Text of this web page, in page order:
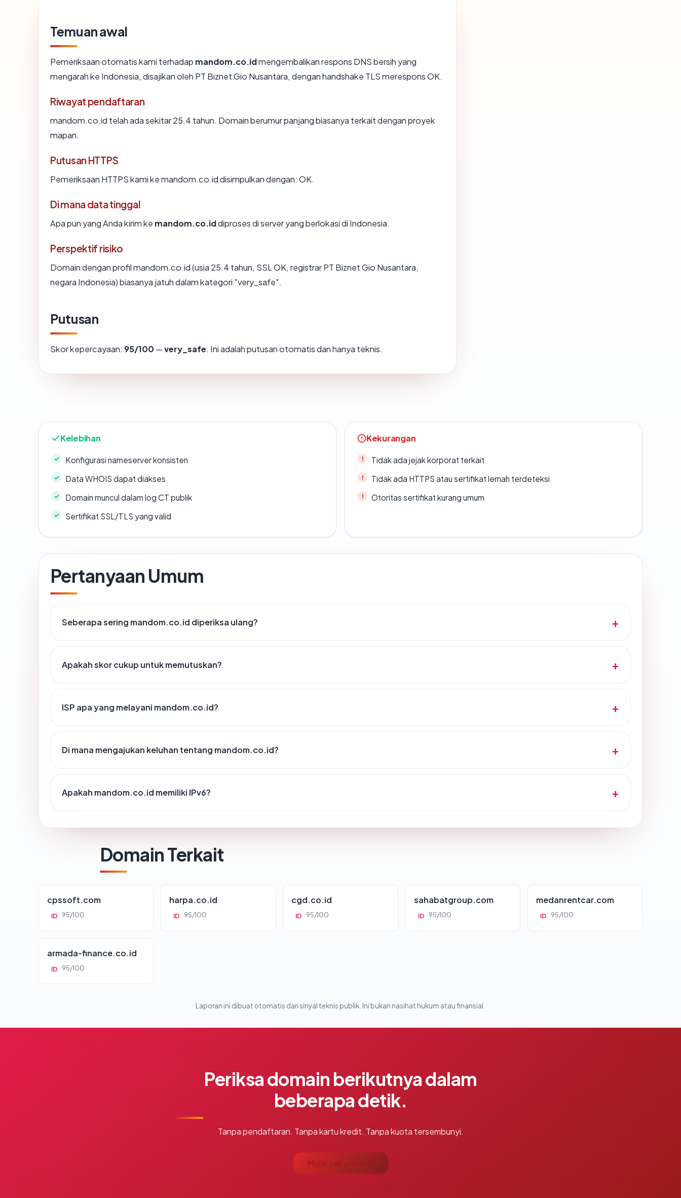
Temuan awal
Pemeriksaan otomatis kami terhadap mandom.co.idmengembalikan respons DNS bersih yang
mengarah ke Indonesia, disajikan oleh PT Biznet Gio Nusantara, dengan handshake TLS merespons OK.
Riwayat pendaftaran
mandom.co.id telah ada sekitar 25.4 tahun. Domain berumur panjang biasanya terkait dengan proyek
mapan.
Putusan HTTPS
Pemeriksaan HTTPS kami ke mandom.co.id disimpulkan dengan: OK.
Di mana data tinggal
Apa pun yang Anda kirim ke mandom.co.iddiproses di server yang berlokasi di Indonesia.
Perspektif risiko
Domain dengan profil mandom.co.id (usia 25.4 tahun, SSL OK, registrar PT Biznet Gio Nusantara,
negara Indonesia) biasanya jatuh dalam kategori "very_safe".
Putusan
Skor kepercayaan: 95/100 —very_safe. Ini adalah putusan otomatis dan hanya teknis.
Kelebihan
Konfigurasi nameserver konsisten
Data WHOIS dapat diakses
Domain muncul dalam log CT publik
Sertifikat SSL/TLS yang valid
Kekurangan
Tidak ada jejak korporat terkait
Tidak ada HTTPS atau sertifikat lemah terdeteksi
Otoritas sertifikat kurang umum
Pertanyaan Umum
Seberapa sering mandom.co.id diperiksa ulang?
Apakah skor cukup untuk memutuskan?
ISP apa yang melayani mandom.co.id?
Di mana mengajukan keluhan tentang mandom.co.id?
Apakah mandom.co.id memiliki IPv6?
Domain Terkait
cpssoft.com
ID 95/100
harpa.co.id
ID 95/100
cgd.co.id
ID 95/100
sahabatgroup.com
ID 95/100
medanrentcar.com
ID 95/100
armada-finance.co.id
ID 95/100
Laporan ini dibuat otomatis dari sinyal teknis publik. Ini bukan nasihat hukum atau finansial.
Periksa domain berikutnya dalam
beberapa detik.
Tanpa pendaftaran. Tanpa kartu kredit. Tanpa kuota tersembunyi.
Mulai cek gratis →